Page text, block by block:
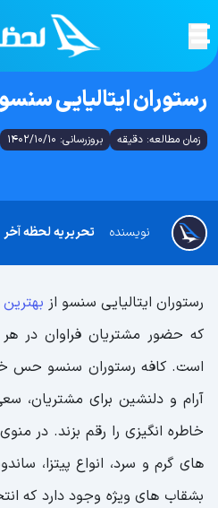
رستوران ایتالیایی سنسو
زمان مطالعه: دقیقه بروزرسانی: 1402/10/10
تحریریه لحظه آخر نویسنده
رستوران ایتالیایی سنسو از
که حضور مشتریان فراوان در هر
است. کافه رستوران سنسو حس
آرام و دلنشین برای مشتریان،
خاطره انگیزی را رقم بزند. در
های گرم و سرد، انواع پیتزا،
بشقاب های ویژه وجود دارد که